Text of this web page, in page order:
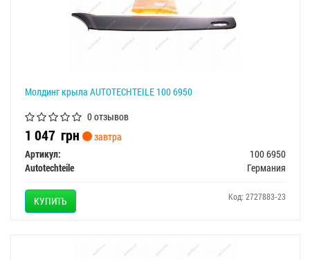
Молдинг крыла AUTOTECHTEILE 100 6950
0 отзывов
1 047 грн
завтра
Артикул:
100 6950
Autotechteile
Германия
КУПИТЬ Код: 2727883-23